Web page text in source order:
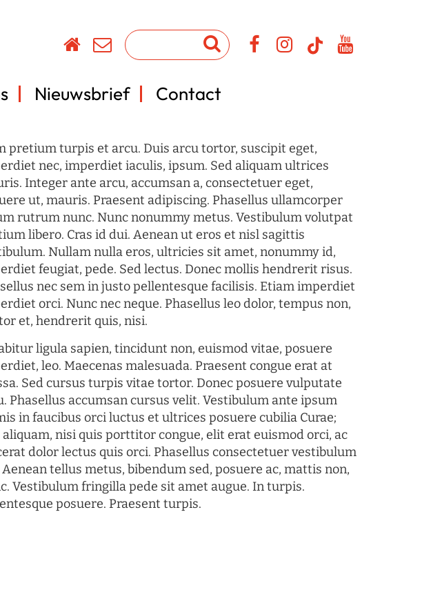
Nieuwsbrief Contact
pretium turpis et arcu. Duis arcu tortor, suscipit eget,
nec, imperdiet iaculis, ipsum. Sed aliquam ultrices
Integer ante arcu, accumsan a, consectetuer eget,
ut, mauris. Praesent adipiscing. Phasellus ullamcorper
rutrum nunc. Nunc nonummy metus. Vestibulum volutpat
libero. Cras id dui. Aenean ut eros et nisl sagittis
Nullam nulla eros, ultricies sit amet, nonummy id,
feugiat, pede. Sed lectus. Donec mollis hendrerit risus.
nec sem in justo pellentesque facilisis. Etiam imperdiet
orci. Nunc nec neque. Phasellus leo dolor, tempus non,
et, hendrerit quis, nisi.
ligula sapien, tincidunt non, euismod vitae, posuere
leo. Maecenas malesuada. Praesent congue erat at
Sed cursus turpis vitae tortor. Donec posuere vulputate
Phasellus accumsan cursus velit. Vestibulum ante ipsum
in faucibus orci luctus et ultrices posuere cubilia Curae;
aliquam, nisi quis porttitor congue, elit erat euismod orci, ac
dolor lectus quis orci. Phasellus consectetuer vestibulum
tellus metus, bibendum sed, posuere ac, mattis non,
Vestibulum fringilla pede sit amet augue. In turpis.
posuere. Praesent turpis.